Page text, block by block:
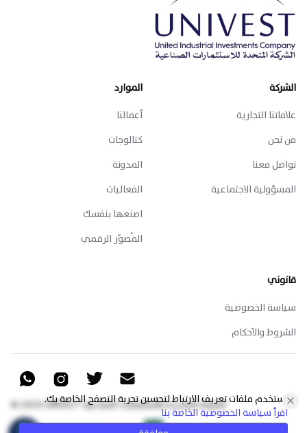
الشركة
علاماتنا التجارية
من نحن
تواصل معنا
المسؤولية الاجتماعية
الموارد
أعمالنا
كتالوجات
المدونة
الفعاليات
اصنعها بنفسك
المُصوّر الرقمي
قانوني
سياسة الخصوصية
الشروط والأحكام
WhatsAppInstgramTwitterEmail
© 2025 UNIVEST الشركة المتحدة للاستثمارات الصناعية
نستخدم ملفات تعريف الارتباط لتحسين تجربة التصفح الخاصة بك.
اقرأ سياسة الخصوصية الخاصة بنا